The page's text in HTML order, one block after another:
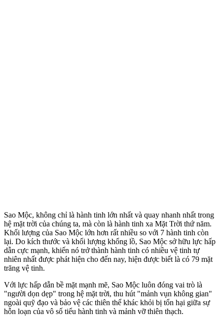
Sao Mộc, không chỉ là hành tinh lớn nhất và quay nhanh nhất trong
hệ mặt trời của chúng ta, mà còn là hành tinh xa Mặt Trời thứ năm.
Khối lượng của Sao Mộc lớn hơn rất nhiều so với 7 hành tinh còn
lại. Do kích thước và khối lượng khổng lồ, Sao Mộc sở hữu lực hấp
dẫn cực mạnh, khiến nó trở thành hành tinh có nhiều vệ tinh tự
nhiên nhất được phát hiện cho đến nay, hiện được biết là có 79 mặt
trăng vệ tinh.
Với lực hấp dẫn bề mặt mạnh mẽ, Sao Mộc luôn đóng vai trò là
"người dọn dẹp" trong hệ mặt trời, thu hút "mảnh vụn không gian"
ngoài quỹ đạo và bảo vệ các thiên thể khác khỏi bị tổn hại giữa sự
hỗn loạn của vô số tiểu hành tinh và mảnh vỡ thiên thạch.